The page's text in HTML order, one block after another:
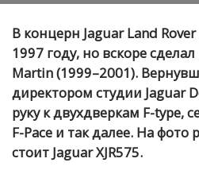
В концерн Jaguar Land
1997 году, но вскоре
Martin (1999–2001).
директором студии Jaguar
руку к двухдверкам F-type,
F-Pace и так далее. На
стоит Jaguar XJR575.